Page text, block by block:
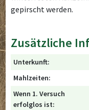
gepirscht werden.
Zusätzliche
Unterkunft:
Mahlzeiten:
Wenn 1. Versuch
erfolglos ist: